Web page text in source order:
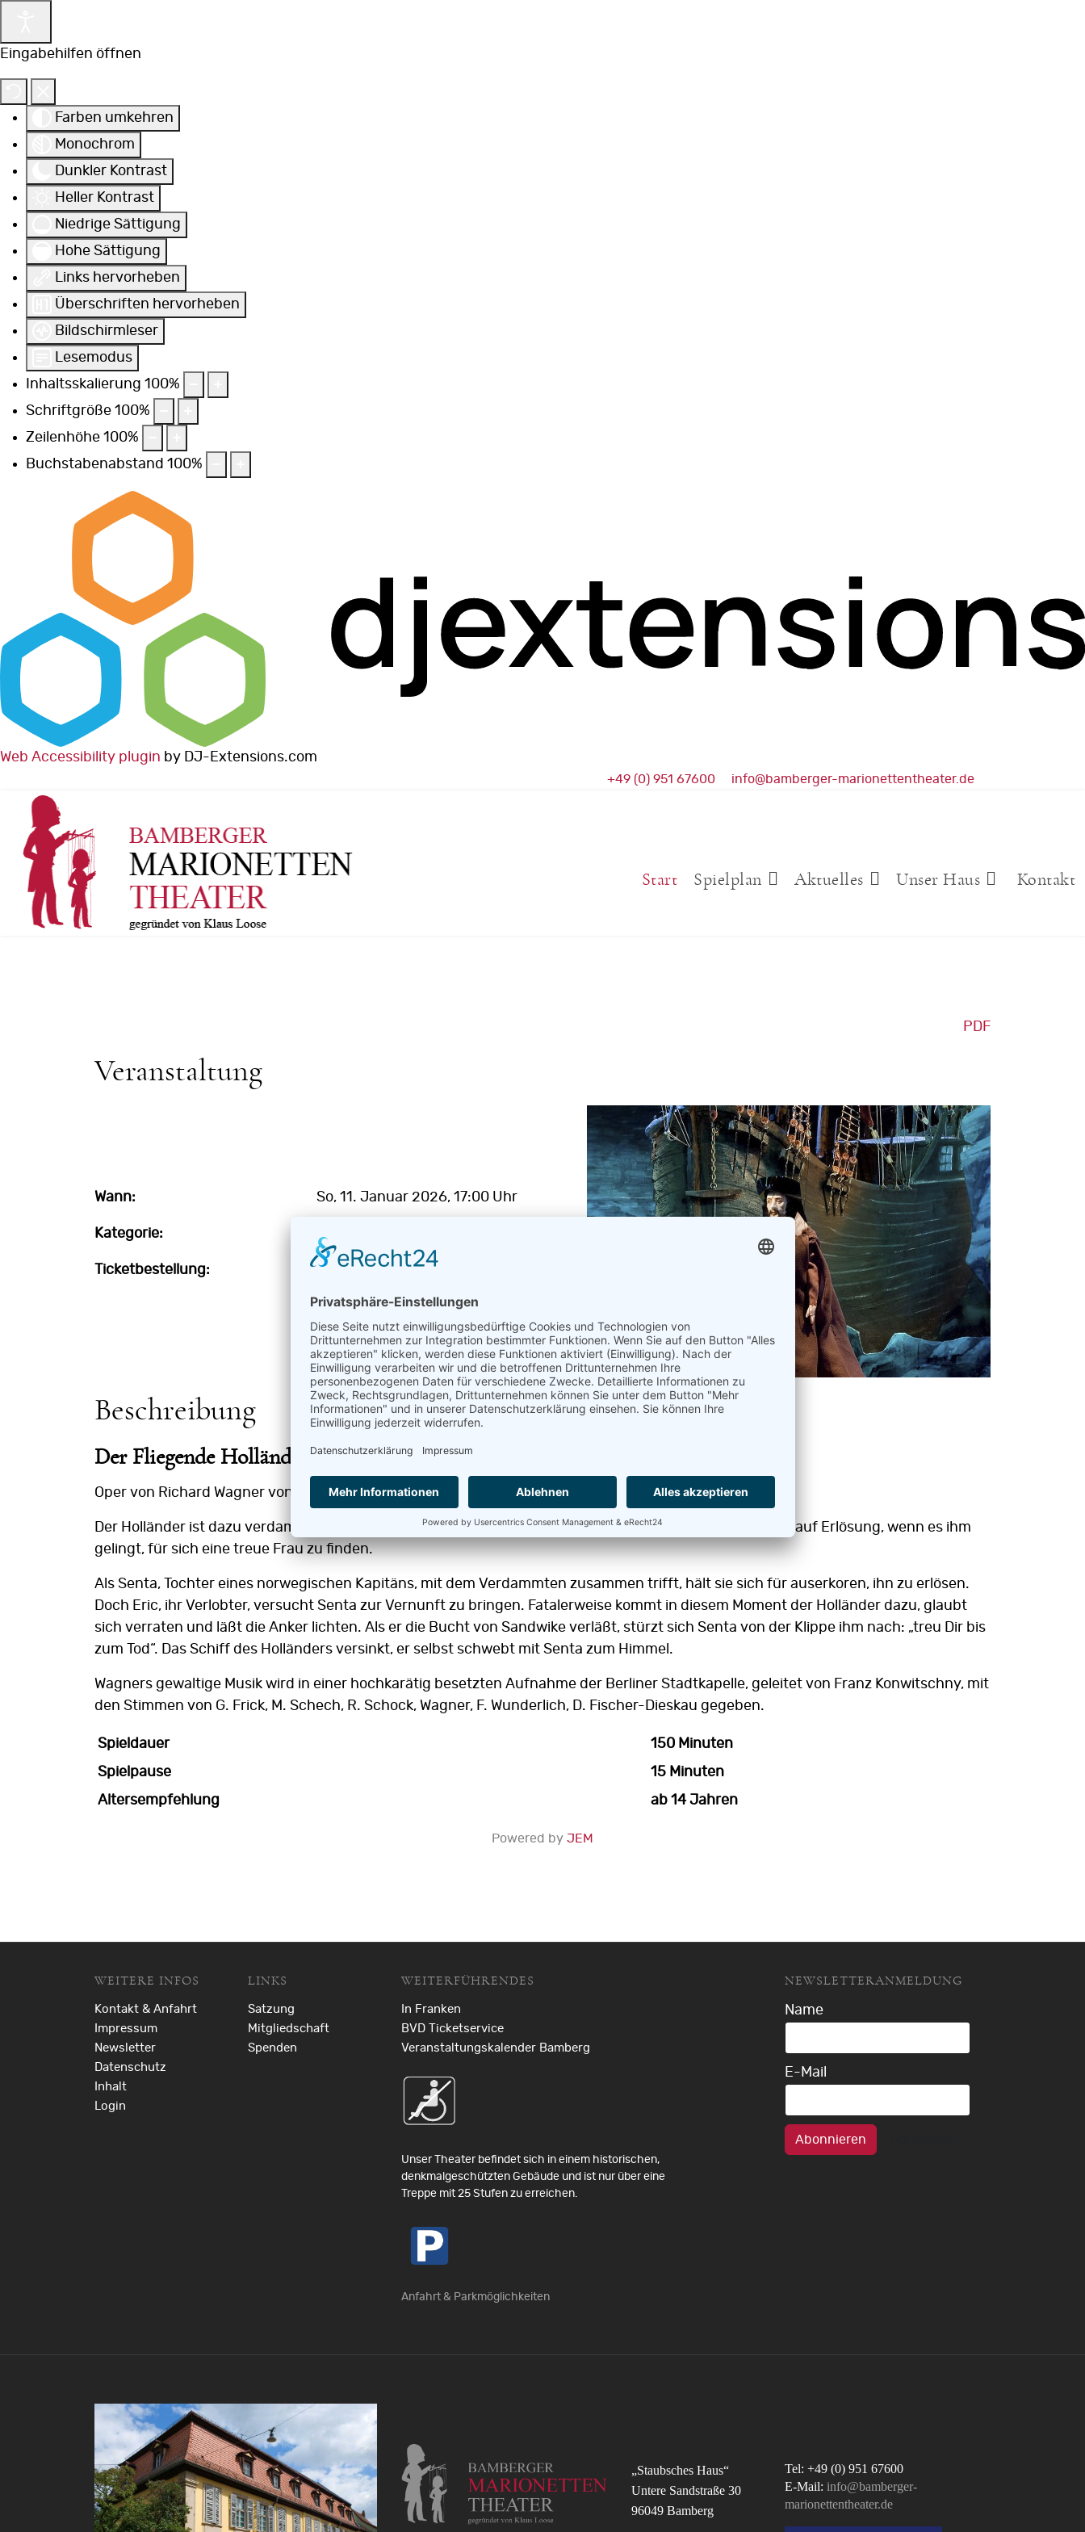
Eingabehilfen öffnen
Farben umkehren
Monochrom
Dunkler Kontrast
Heller Kontrast
Niedrige Sättigung
Hohe Sättigung
Links hervorheben
Überschriften hervorheben
Bildschirmleser
Lesemodus
Inhaltsskalierung 100%
Schriftgröße 100%
Zeilenhöhe 100%
Buchstabenabstand 100%
Web Accessibility plugin by DJ-Extensions.com
+49 (0) 951 67600 info@bamberger-marionettentheater.de
Start Spielplan Aktuelles Unser Haus Kontakt
PDF
Veranstaltung
Wann: So, 11. Januar 2026, 17:00 Uhr
Kategorie: Oper
Ticketbestellung:
Beschreibung
Der Fliegende Holländer
Oper von Richard Wagner von 1843 – Inhalt nach einer niederländischen Sage
Der Holländer ist dazu verdammt, auf ewig über die Meere zu fahren. Alle sieben Jahre hat er die Chance auf Erlösung, wenn es ihm
gelingt, für sich eine treue Frau zu finden.
Als Senta, Tochter eines norwegischen Kapitäns, mit dem Verdammten zusammen trifft, hält sie sich für auserkoren, ihn zu erlösen.
Doch Eric, ihr Verlobter, versucht Senta zur Vernunft zu bringen. Fatalerweise kommt in diesem Moment der Holländer dazu, glaubt
sich verraten und läßt die Anker lichten. Als er die Bucht von Sandwike verläßt, stürzt sich Senta von der Klippe ihm nach: „treu Dir bis
zum Tod“. Das Schiff des Holländers versinkt, er selbst schwebt mit Senta zum Himmel.
Wagners gewaltige Musik wird in einer hochkarätig besetzten Aufnahme der Berliner Stadtkapelle, geleitet von Franz Konwitschny, mit
den Stimmen von G. Frick, M. Schech, R. Schock, Wagner, F. Wunderlich, D. Fischer-Dieskau gegeben.
Spieldauer
150 Minuten
Spielpause
15 Minuten
Altersempfehlung
ab 14 Jahren
Powered by JEM
WEITERE INFOS
Kontakt & Anfahrt
Impressum
Newsletter
Datenschutz
Inhalt
Login
LINKS
Satzung
Mitgliedschaft
Spenden
WEITERFÜHRENDES
In Franken
BVD Ticketservice
Veranstaltungskalender Bamberg
Unser Theater befindet sich in einem historischen,
denkmalgeschützten Gebäude und ist nur über eine
Treppe mit 25 Stufen zu erreichen.
Anfahrt & Parkmöglichkeiten
NEWSLETTERANMELDUNG
Name
E-Mail
Abonnieren
„Staubsches Haus“
Untere Sandstraße 30
96049 Bamberg
Tel: +49 (0) 951 67600
E-Mail: info@bamberger-
marionettentheater.de